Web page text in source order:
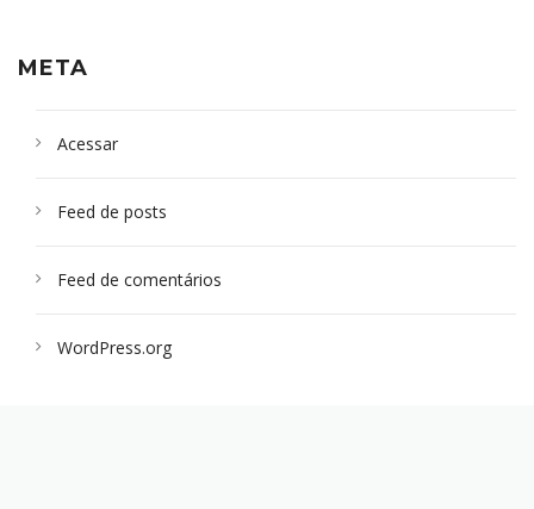
META
Acessar
Feed de posts
Feed de comentários
WordPress.org